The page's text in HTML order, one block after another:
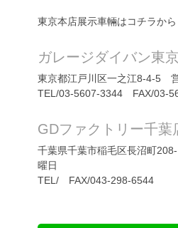
東京本店展示車輛はコチラか
ガレージダイバン東
東京都江戸川区一之江8-4-5
TEL/03-5607-3344 FAX/03-
GDファクトリー千葉
千葉県千葉市稲毛区長沼町
曜日
TEL/ FAX/043-298-6544